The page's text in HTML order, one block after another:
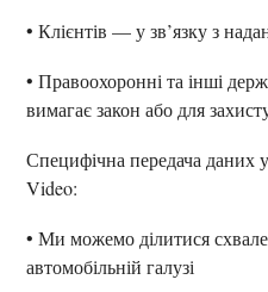
• Клієнтів — у зв’язку з
• Правоохоронні та інші
вимагає закон або для
Специфічна передача
Video:
• Ми можемо ділитися
автомобільній галузі